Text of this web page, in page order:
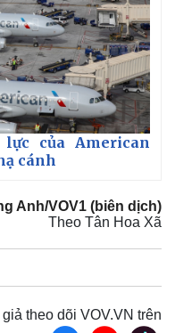
của American
cánh
Anh/VOV1 (biên dịch)
Theo Tân Hoa Xã
theo dõi VOV.VN trên